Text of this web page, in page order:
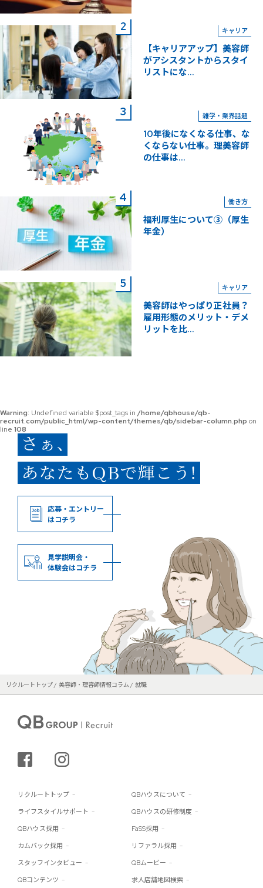
キャリア
【キャリアアップ】美容師
がアシスタントからスタイ
リストにな...
雑学・業界話題
10年後になくなる仕事、な
くならない仕事。理美容師
の仕事は...
働き方
福利厚生について③（厚生
年金）
キャリア
美容師はやっぱり正社員？
雇用形態のメリット・デメ
リットを比...
Warning: Undefined variable $post_tags in /home/qbhouse/qb-
recruit.com/public_html/wp-content/themes/qb/sidebar-column.php on
line 108
応募・エントリー
はコチラ
見学説明会・
体験会はコチラ
リクルートトップ 美容師・理容師情報コラム 就職
シェアする
リクルートトップ QBハウスについて
ライフスタイルサポート QBハウスの研修制度
QBハウス採用 FaSS採用
カムバック採用 リファラル採用
スタッフインタビュー QBムービー
QBコンテンツ 求人店舗地図検索